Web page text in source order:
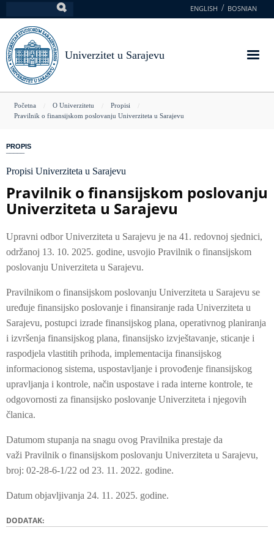
na
glavni
sadržaj
ENGLISH BOSNIAN
Univerzitet u Sarajevu
You
here
Početna O Univerzitetu
Propisi
Pravilnik o finansijskom poslovanju Univerziteta u Sarajevu
PROPIS
Propisi Univerziteta u Sarajevu
Pravilnik o finansijskom poslovanju
Univerziteta u Sarajevu
Upravni odbor Univerziteta u Sarajevu je na 41. redovnoj sjednici,
održanoj 13. 10. 2025. godine, usvojio Pravilnik o finansijskom
poslovanju Univerziteta u Sarajevu.
Pravilnikom o finansijskom poslovanju Univerziteta u Sarajevu se
uređuje finansijsko poslovanje i finansiranje rada Univerziteta u
Sarajevu, postupci izrade finansijskog plana, operativnog planiranja
i izvršenja finansijskog plana, finansijsko izvještavanje, sticanje i
raspodjela vlastitih prihoda, implementacija finansijskog
informacionog sistema, uspostavljanje i provođenje finansijskog
upravljanja i kontrole, način uspostave i rada interne kontrole, te
odgovornosti za finansijsko poslovanje Univerziteta i njegovih
članica.
Datumom stupanja na snagu ovog Pravilnika prestaje da
važi Pravilnik o finansijskom poslovanju Univerziteta u Sarajevu,
broj: 02-28-6-1/22 od 23. 11. 2022. godine.
Datum objavljivanja 24. 11. 2025. godine.
DODATAK